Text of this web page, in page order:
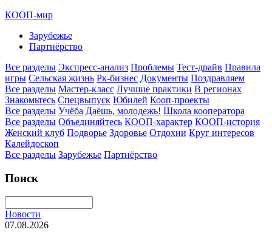
КООП-мир
Зарубежье
Партнёрство
Все разделы Экспресс-анализ Проблемы Тест-драйв Правила
игры Сельская жизнь Рк-бизнес Документы Поздравляем
Все разделы Мастер-класс Лучшие практики В регионах
Знакомьтесь Спецвыпуск Юбилей Кооп-проекты
Все разделы Учёба Даёшь, молодежь! Школа кооператора
Все разделы Объединяйтесь КООП-характер КООП-история
Женский клуб Подворье Здоровье Отдохни Круг интересов
Калейдоскоп
Все разделы Зарубежье Партнёрство
Поиск
Новости
07.08.2026